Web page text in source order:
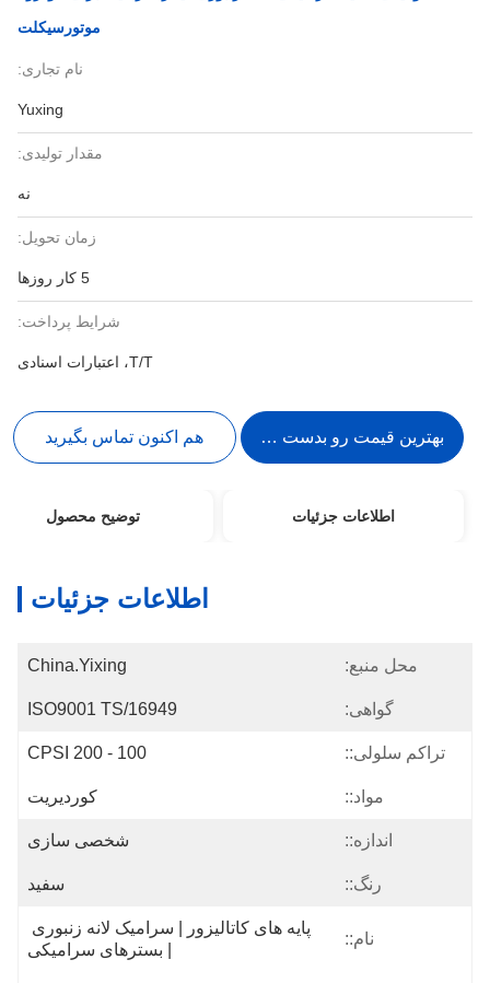
موتورسیکلت
نام تجاری:
Yuxing
مقدار تولیدی:
نه
زمان تحویل:
5 کار روزها
شرایط پرداخت:
T/T، اعتبارات اسنادی
بهترین قیمت رو بدست بیار هم اکنون تماس بگیرید
اطلاعات جزئیات توضیح محصول
اطلاعات جزئیات
محل منبع: China.Yixing
گواهی: ISO9001 TS/16949
تراکم سلولی:: 100 - 200 CPSI
مواد:: کوردیریت
اندازه:: شخصی سازی
رنگ:: سفید
نام::
پایه های کاتالیزور | سرامیک لانه زنبوری
| بسترهای سرامیکی